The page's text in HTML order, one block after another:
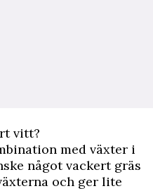
vitt?
med växter i
något vackert gräs
och ger lite